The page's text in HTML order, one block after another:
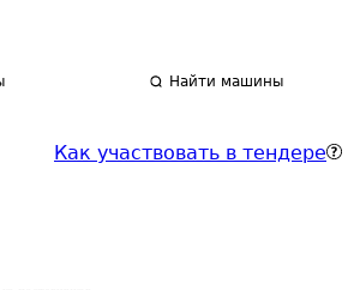
Найти машины
Как участвовать в тендере